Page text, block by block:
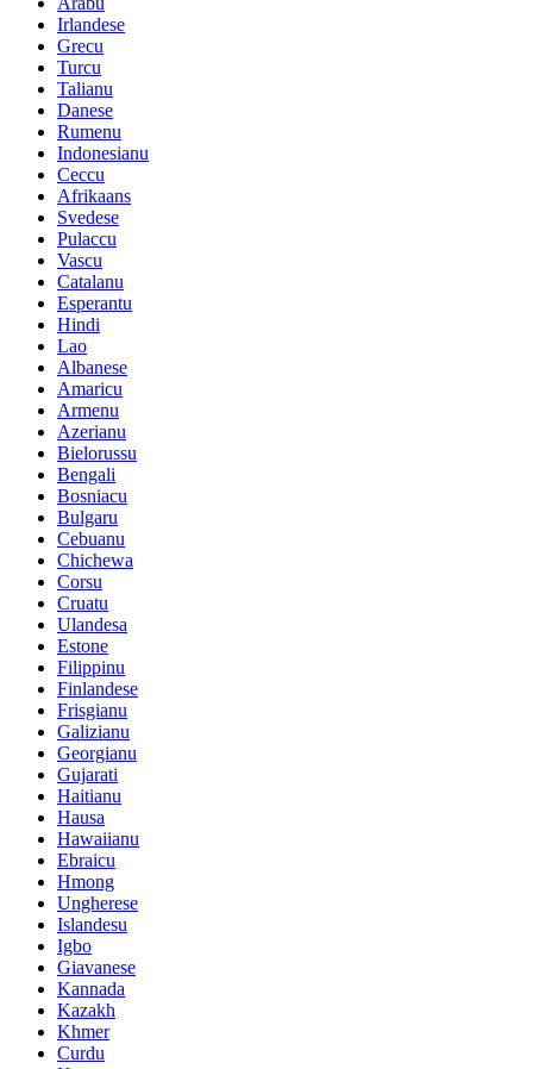
Irlandese
Grecu
Turcu
Talianu
Danese
Rumenu
Indonesianu
Ceccu
Afrikaans
Svedese
Pulaccu
Vascu
Catalanu
Esperantu
Hindi
Lao
Albanese
Amaricu
Armenu
Azerianu
Bielorussu
Bengali
Bosniacu
Bulgaru
Cebuanu
Chichewa
Corsu
Cruatu
Ulandesa
Estone
Filippinu
Finlandese
Frisgianu
Galizianu
Georgianu
Gujarati
Haitianu
Hausa
Hawaiianu
Ebraicu
Hmong
Ungherese
Islandesu
Igbo
Giavanese
Kannada
Kazakh
Khmer
Curdu